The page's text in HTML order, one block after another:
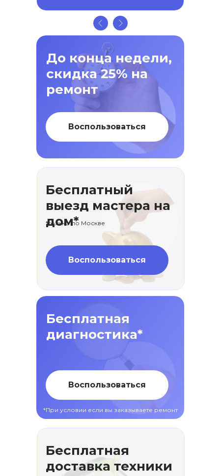
До конца недели,
скидка 25% на
ремонт
Воспользоваться
Бесплатный
выезд мастера на
дом*
Воспользоваться
*только по Москве
Воспользоваться
Бесплатная
диагностика*
*При условии если вы заказываете ремонт
Бесплатная
доставка техники